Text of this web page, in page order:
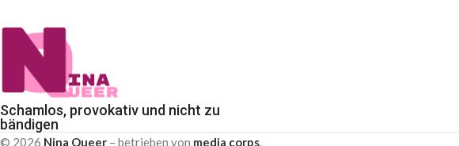
Schamlos, provokativ und nicht zu
bändigen
© 2026 Nina Queer – betrieben von media corps